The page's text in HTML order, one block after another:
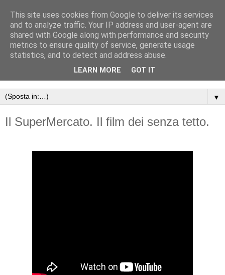
▼
Il SuperMercato. Il film dei senza tetto.
This site uses cookies from Google to deliver its services
and to analyze traffic. Your IP address and user-agent are
shared with Google along with performance and security
metrics to ensure quality of service, generate usage
statistics, and to detect and address abuse.
LEARN MORE GOT IT